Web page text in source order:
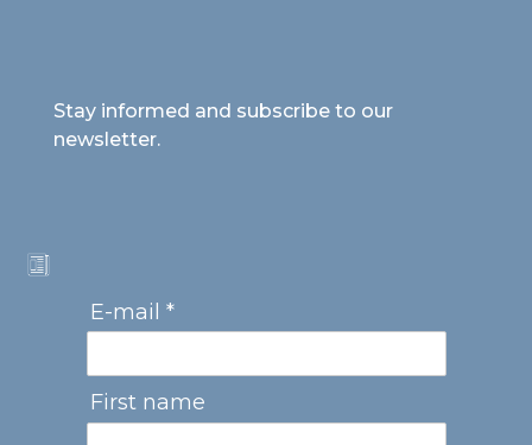
Stay informed and subscribe to our
newsletter.
E-mail *
First name